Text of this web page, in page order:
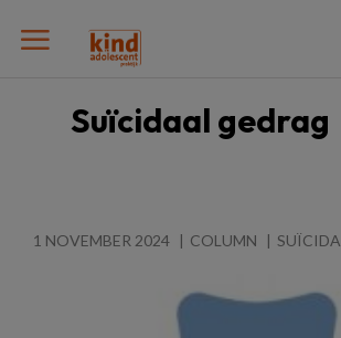
Suïcidaal gedrag
1 NOVEMBER 2024 COLUMN